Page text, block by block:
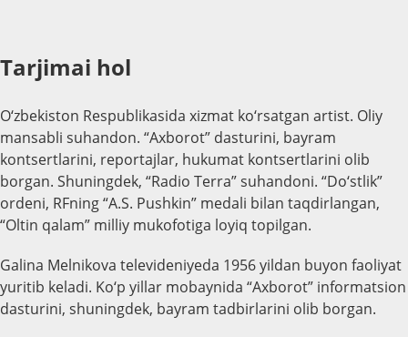
Tarjimai hol
O‘zbekiston Respublikasida xizmat ko‘rsatgan artist. Oliy
mansabli suhandon. “Axborot” dasturini, bayram
kontsertlarini, reportajlar, hukumat kontsertlarini olib
borgan. Shuningdek, “Radio Terra” suhandoni. “Do‘stlik”
ordeni, RFning “A.S. Pushkin” medali bilan taqdirlangan,
“Oltin qalam” milliy mukofotiga loyiq topilgan.
Galina Melnikova televideniyeda 1956 yildan buyon faoliyat
yuritib keladi. Ko‘p yillar mobaynida “Axborot” informatsion
dasturini, shuningdek, bayram tadbirlarini olib borgan.